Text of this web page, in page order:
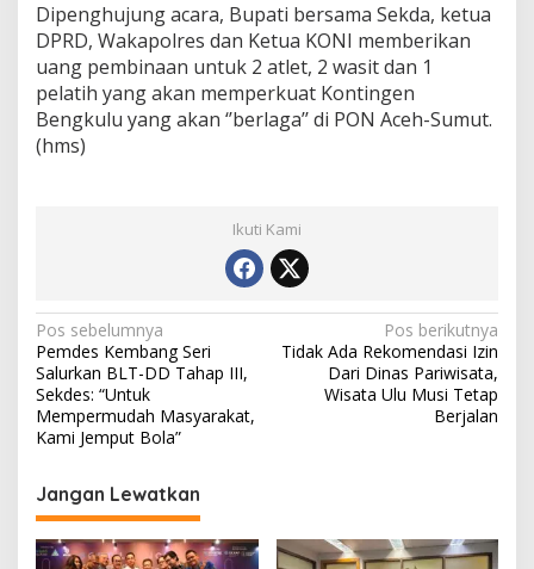
Dipenghujung acara, Bupati bersama Sekda, ketua
DPRD, Wakapolres dan Ketua KONI memberikan
uang pembinaan untuk 2 atlet, 2 wasit dan 1
pelatih yang akan memperkuat Kontingen
Bengkulu yang akan ‘’berlaga’’ di PON Aceh-Sumut.
(hms)
Ikuti Kami
Navigasi
pos
Pos sebelumnya
Pemdes Kembang Seri
Salurkan BLT-DD Tahap III,
Sekdes: “Untuk
Mempermudah Masyarakat,
Kami Jemput Bola”
Pos berikutnya
Tidak Ada Rekomendasi Izin
Dari Dinas Pariwisata,
Wisata Ulu Musi Tetap
Berjalan
Jangan Lewatkan